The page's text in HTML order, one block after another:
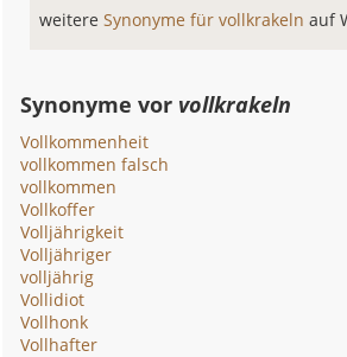
weitereSynonyme für vollkrakelnauf
Synonyme vor vollkrakeln
Vollkommenheit
vollkommen falsch
vollkommen
Vollkoffer
Volljährigkeit
Volljähriger
volljährig
Vollidiot
Vollhonk
Vollhafter